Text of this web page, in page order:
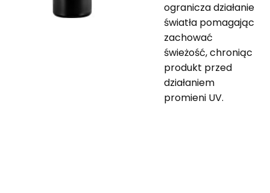
ogranicza działanie
światła pomagając
zachować
świeżość, chroniąc
produkt przed
działaniem
promieni UV.